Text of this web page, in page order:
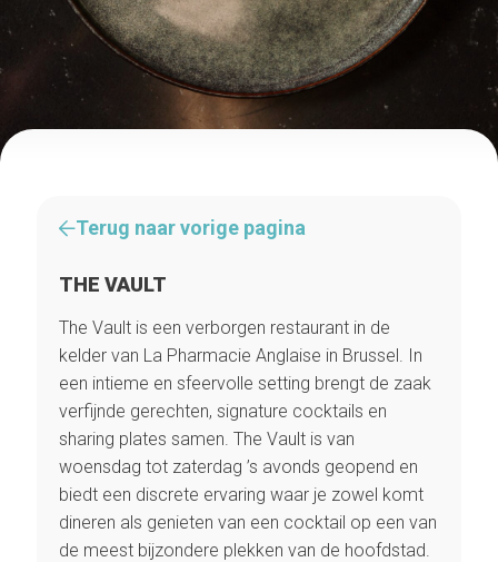
Terug naar vorige pagina
THE VAULT
The Vault is een verborgen restaurant in de
kelder van La Pharmacie Anglaise in Brussel. In
een intieme en sfeervolle setting brengt de zaak
verfijnde gerechten, signature cocktails en
sharing plates samen. The Vault is van
woensdag tot zaterdag ’s avonds geopend en
biedt een discrete ervaring waar je zowel komt
dineren als genieten van een cocktail op een van
de meest bijzondere plekken van de hoofdstad.